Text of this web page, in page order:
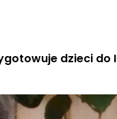
dzieci do I